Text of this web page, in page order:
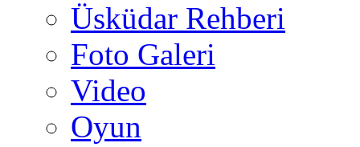
Üsküdar Rehberi
Foto Galeri
Video
Oyun